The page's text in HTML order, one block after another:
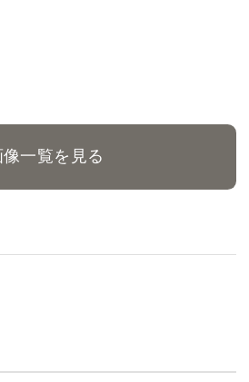
像一覧を見る